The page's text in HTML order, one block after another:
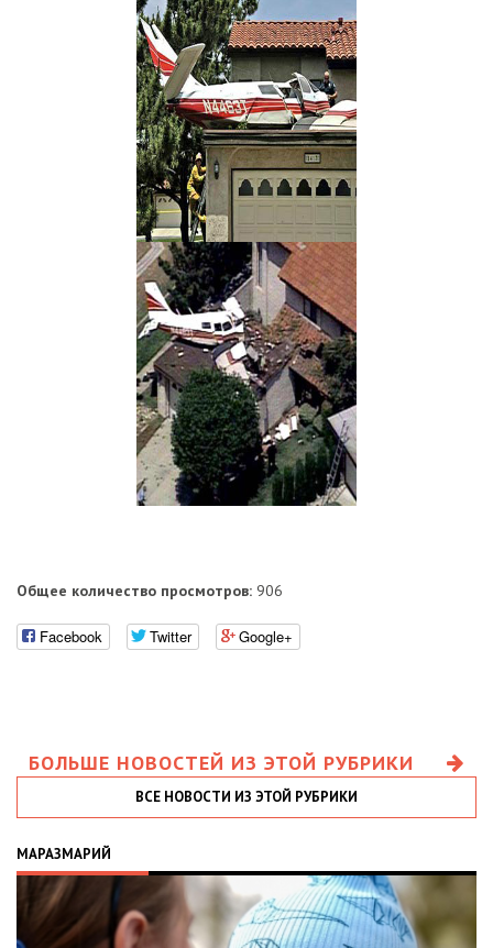
Общее количество просмотров: 906
Facebook Twitter Google+
БОЛЬШЕ НОВОСТЕЙ ИЗ ЭТОЙ РУБРИКИ
ВСЕ НОВОСТИ ИЗ ЭТОЙ РУБРИКИ
МАРАЗМАРИЙ